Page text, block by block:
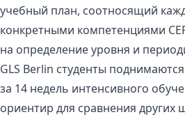
учебный план, соотносящий
конкретными компетенциями
на определение уровня и
GLS Berlin студенты
за 14 недель интенсивного
ориентир для сравнения других